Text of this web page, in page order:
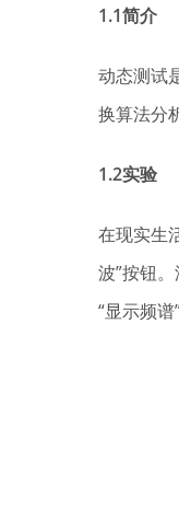
1.1简介
动态测试
换算法分
1.2实验
在现实生
波”按钮
“显示频